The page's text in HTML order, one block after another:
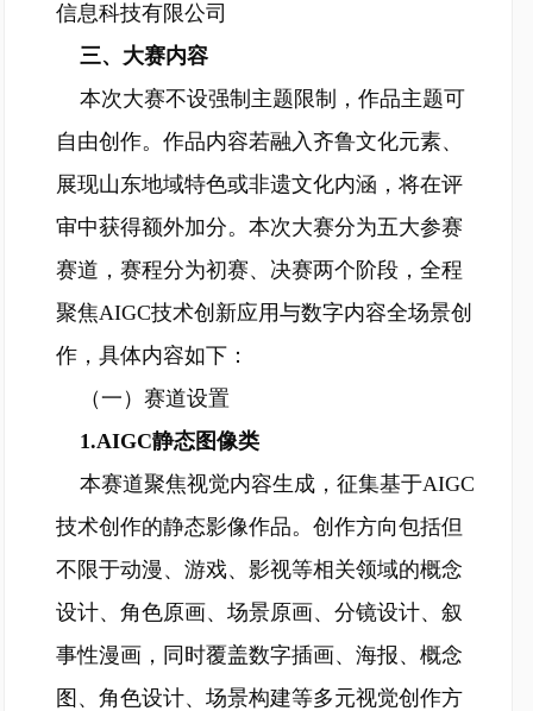
信息科技有限公司
三、大赛内容
本次大赛不设强制主题限制，作品主题可
自由创作。作品内容若融入齐鲁文化元素、
展现山东地域特色或非遗文化内涵，将在评
审中获得额外加分。本次大赛分为五大参赛
赛道，赛程分为初赛、决赛两个阶段，全程
聚焦AIGC技术创新应用与数字内容全场景创
作，具体内容如下：
（一）赛道设置
1.AIGC静态图像类
本赛道聚焦视觉内容生成，征集基于AIGC
技术创作的静态影像作品。创作方向包括但
不限于动漫、游戏、影视等相关领域的概念
设计、角色原画、场景原画、分镜设计、叙
事性漫画，同时覆盖数字插画、海报、概念
图、角色设计、场景构建等多元视觉创作方